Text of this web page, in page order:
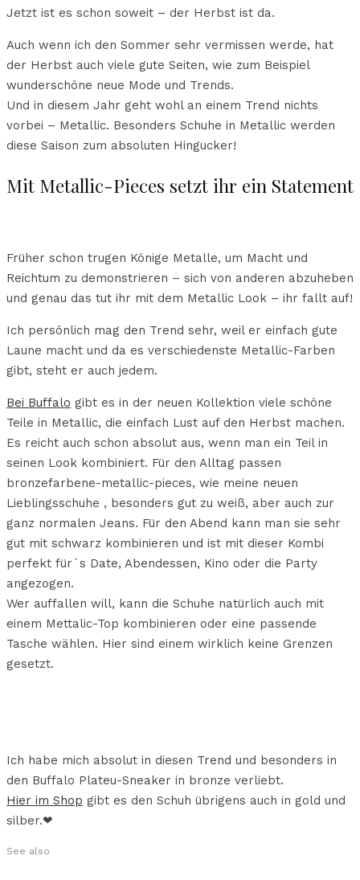
Jetzt ist es schon soweit – der Herbst ist da.
Auch wenn ich den Sommer sehr vermissen werde, hat
der Herbst auch viele gute Seiten, wie zum Beispiel
wunderschöne neue Mode und Trends.
Und in diesem Jahr geht wohl an einem Trend nichts
vorbei – Metallic. Besonders Schuhe in Metallic werden
diese Saison zum absoluten Hingucker!
Mit Metallic-Pieces setzt ihr ein Statement
Früher schon trugen Könige Metalle, um Macht und
Reichtum zu demonstrieren – sich von anderen abzuheben
und genau das tut ihr mit dem Metallic Look – ihr fallt auf!
Ich persönlich mag den Trend sehr, weil er einfach gute
Laune macht und da es verschiedenste Metallic-Farben
gibt, steht er auch jedem.
Bei Buffalo gibt es in der neuen Kollektion viele schöne
Teile in Metallic, die einfach Lust auf den Herbst machen.
Es reicht auch schon absolut aus, wenn man ein Teil in
seinen Look kombiniert. Für den Alltag passen
bronzefarbene-metallic-pieces, wie meine neuen
Lieblingsschuhe , besonders gut zu weiß, aber auch zur
ganz normalen Jeans. Für den Abend kann man sie sehr
gut mit schwarz kombinieren und ist mit dieser Kombi
perfekt für´s Date, Abendessen, Kino oder die Party
angezogen.
Wer auffallen will, kann die Schuhe natürlich auch mit
einem Mettalic-Top kombinieren oder eine passende
Tasche wählen. Hier sind einem wirklich keine Grenzen
gesetzt.
Ich habe mich absolut in diesen Trend und besonders in
den Buffalo Plateu-Sneaker in bronze verliebt.
Hier im Shop gibt es den Schuh übrigens auch in gold und
silber.❤
See also